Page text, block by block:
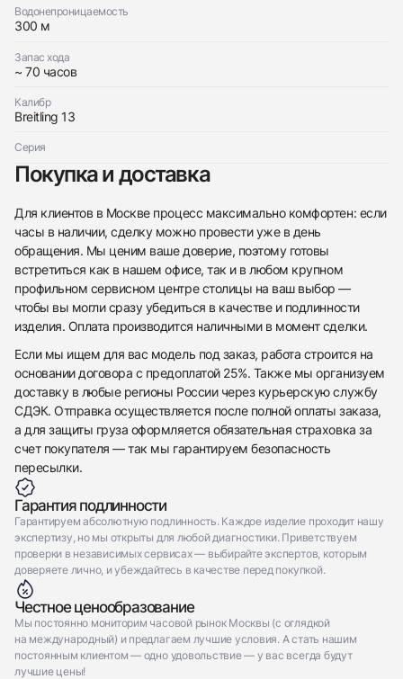
Водонепроницаемость
300 м
Запас хода
~ 70 часов
Калибр
Breitling 13
Серия
Покупка и доставка
Для клиентов в Москве процесс максимально комфортен: если
часы в наличии, сделку можно провести уже в день
обращения. Мы ценим ваше доверие, поэтому готовы
встретиться как в нашем офисе, так и в любом крупном
профильном сервисном центре столицы на ваш выбор —
чтобы вы могли сразу убедиться в качестве и подлинности
изделия. Оплата производится наличными в момент сделки.
Если мы ищем для вас модель под заказ, работа строится на
основании договора с предоплатой 25%. Также мы организуем
доставку в любые регионы России через курьерскую службу
СДЭК. Отправка осуществляется после полной оплаты заказа,
а для защиты груза оформляется обязательная страховка за
счет покупателя — так мы гарантируем безопасность
пересылки.
Гарантия подлинности
Гарантируем абсолютную подлинность. Каждое изделие проходит нашу
экспертизу, но мы открыты для любой диагностики. Приветствуем
проверки в независимых сервисах — выбирайте экспертов, которым
доверяете лично, и убеждайтесь в качестве перед покупкой.
Честное ценообразование
Мы постоянно мониторим часовой рынок Москвы (с оглядкой
на международный) и предлагаем лучшие условия. А стать нашим
постоянным клиентом — одно удовольствие — у вас всегда будут
лучшие цены!